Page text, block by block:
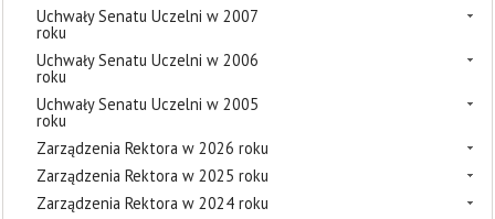
Uchwały Senatu Uczelni w 2007
roku
Uchwały Senatu Uczelni w 2006
roku
Uchwały Senatu Uczelni w 2005
roku
Zarządzenia Rektora w 2026 roku
Zarządzenia Rektora w 2025 roku
Zarządzenia Rektora w 2024 roku